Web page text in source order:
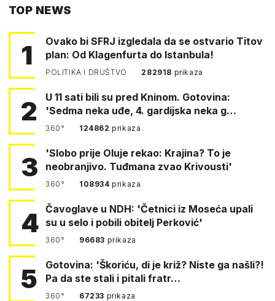
TOP NEWS
1
Ovako bi SFRJ izgledala da se ostvario Titov
plan: Od Klagenfurta do Istanbula!
POLITIKA I DRUŠTVO 282918 prikaza
2
U 11 sati bili su pred Kninom. Gotovina:
'Sedma neka uđe, 4. gardijska neka g…
360° 124862prikaza
3
'Slobo prije Oluje rekao: Krajina? To je
neobranjivo. Tuđmana zvao Krivousti'
360° 108934prikaza
4 Čavoglave u NDH: 'Četnici iz Moseća upali
su u selo i pobili obitelj Perković'
360° 96683 prikaza
5
Gotovina: 'Škoriću, di je križ? Niste ga našli?!
Pa da ste stali i pitali fratr…
360° 67233 prikaza